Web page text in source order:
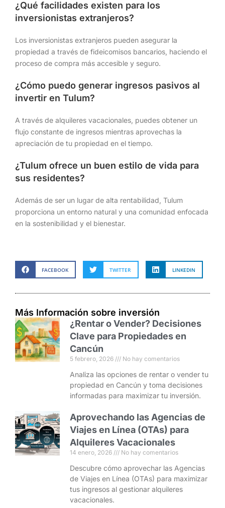
¿Qué facilidades existen para los
inversionistas extranjeros?
Los inversionistas extranjeros pueden asegurar la
propiedad a través de fideicomisos bancarios, haciendo el
proceso de compra más accesible y seguro.
¿Cómo puedo generar ingresos pasivos al
invertir en Tulum?
A través de alquileres vacacionales, puedes obtener un
flujo constante de ingresos mientras aprovechas la
apreciación de tu propiedad en el tiempo.
¿Tulum ofrece un buen estilo de vida para
sus residentes?
Además de ser un lugar de alta rentabilidad, Tulum
proporciona un entorno natural y una comunidad enfocada
en la sostenibilidad y el bienestar.
FACEBOOK TWITTER LINKEDIN
Más Información sobre inversión
¿Rentar o Vender? Decisiones
Clave para Propiedades en
Cancún
5 febrero, 2026 No hay comentarios
Analiza las opciones de rentar o vender tu
propiedad en Cancún y toma decisiones
informadas para maximizar tu inversión.
Aprovechando las Agencias de
Viajes en Línea (OTAs) para
Alquileres Vacacionales
14 enero, 2026 No hay comentarios
Descubre cómo aprovechar las Agencias
de Viajes en Línea (OTAs) para maximizar
tus ingresos al gestionar alquileres
vacacionales.